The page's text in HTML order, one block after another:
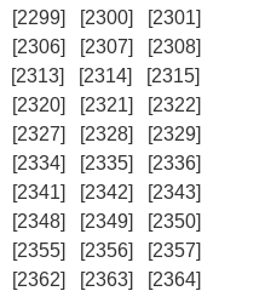
[2299] [2300]
[2301]
[2306] [2307]
[2308]
[2313] [2314]
[2315]
[2320] [2321]
[2322]
[2327] [2328]
[2329]
[2334] [2335]
[2336]
[2341] [2342]
[2343]
[2348] [2349]
[2350]
[2355] [2356]
[2357]
[2362] [2363]
[2364]